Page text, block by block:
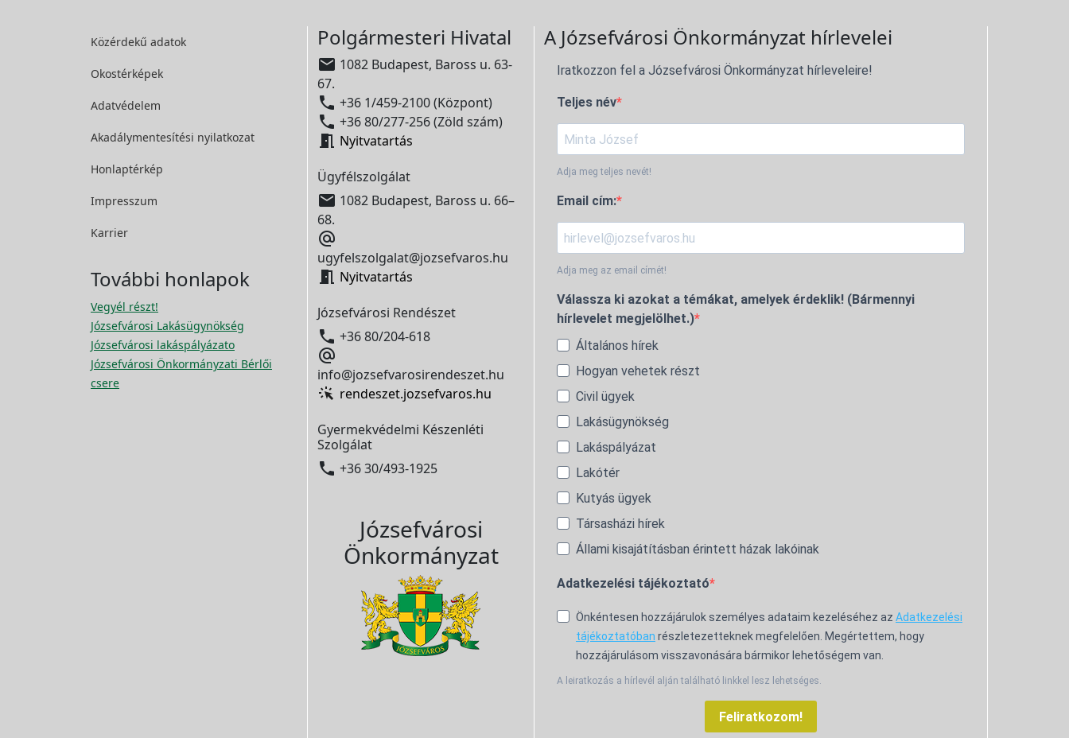
Közérdekű adatok
Okostérképek
Adatvédelem
Akadálymentesítési nyilatkozat
Honlaptérkép
Impresszum
Karrier
További honlapok
Vegyél részt!
Józsefvárosi Lakásügynökség
Józsefvárosi lakáspályázato
Józsefvárosi Önkormányzati Bérlői
csere
Polgármesteri Hivatal
 1082 Budapest, Baross u. 63-
67.
 +36 1/459-2100 (Központ)
 +36 80/277-256 (Zöld szám)
 Nyitvatartás
Ügyfélszolgálat
 1082 Budapest, Baross u. 66–
68.

ugyfelszolgalat@jozsefvaros.hu
 Nyitvatartás
Józsefvárosi Rendészet
 +36 80/204-618

info@jozsefvarosirendeszet.hu
rendeszet.jozsefvaros.hu
Gyermekvédelmi Készenléti
Szolgálat
 +36 30/493-1925
Józsefvárosi
Önkormányzat
A Józsefvárosi Önkormányzat hírlevelei
Iratkozzon fel a Józsefvárosi Önkormányzat hírleveleire!
Teljes név
Adja meg teljes nevét!
Email cím:
Adja meg az email címét!
Válassza ki azokat a témákat, amelyek érdeklik! (Bármennyi
hírlevelet megjelölhet.)
Általános hírek
Hogyan vehetek részt
Civil ügyek
Lakásügynökség
Lakáspályázat
Lakótér
Kutyás ügyek
Társasházi hírek
Állami kisajátításban érintett házak lakóinak
Adatkezelési tájékoztató
Önkéntesen hozzájárulok személyes adataim kezeléséhez az Adatkezelési
tájékoztatóban részletezetteknek megfelelően. Megértettem, hogy
hozzájárulásom visszavonására bármikor lehetőségem van.
A leiratkozás a hírlevél alján található linkkel lesz lehetséges.
Feliratkozom!